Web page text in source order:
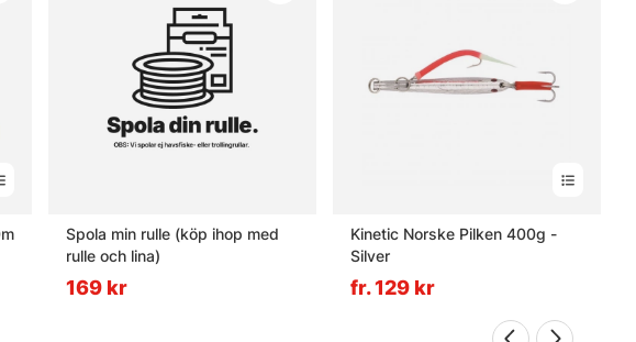
Spola min rulle (köp ihop med
rulle och lina)
169 kr
Kinetic Norske Pilken 400g -
Silver
fr. 129 kr